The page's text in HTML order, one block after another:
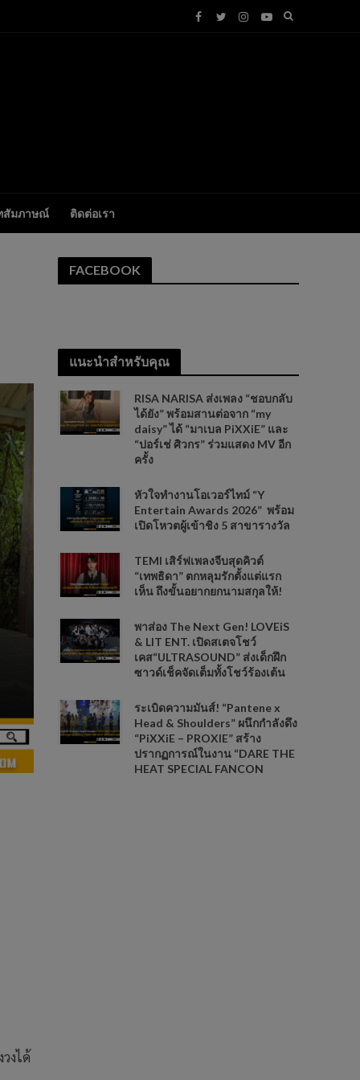
สัมภาษณ์ ติดต่อเรา
งได้
FACEBOOK
แนะนำสำหรับคุณ
RISA NARISA ส่งเพลง “ชอบกลับ
ได้ยัง” พร้อมสานต่อจาก “my
daisy” ได้ “มาเบล PiXXiE” และ
“ปอร์เช่ ศิวกร” ร่วมแสดง MV อีก
ครั้ง
หัวใจทำงานโอเวอร์ไทม์ “Y
Entertain Awards 2026” พร้อม
เปิดโหวตผู้เข้าชิง 5 สาขารางวัล
TEMI เสิร์ฟเพลงจีบสุดคิวต์
“เทพธิดา” ตกหลุมรักตั้งแต่แรก
เห็น ถึงขั้นอยากยกนามสกุลให้!
พาส่อง The Next Gen! LOVEiS
& LIT ENT. เปิดสเตจโชว์
เคส“ULTRASOUND” ส่งเด็กฝึก
ซาวด์เช็คจัดเต็มทั้งโชว์ร้องเต้น
ระเบิดความมันส์! “Pantene x
Head & Shoulders” ผนึกกำลังดึง
“PiXXiE – PROXIE” สร้าง
ปรากฏการณ์ในงาน “DARE THE
HEAT SPECIAL FANCON